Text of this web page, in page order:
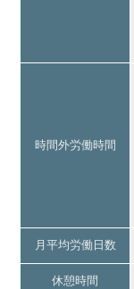
時間外労働時間
月平均労働日数
休憩時間